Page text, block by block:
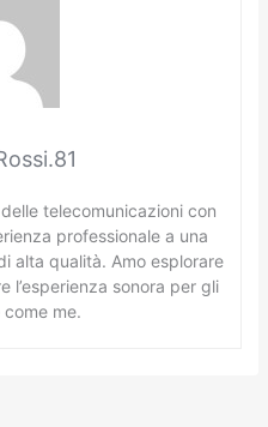
telecomunicazioni con
professionale a una
alta qualità. Amo esplorare
l’esperienza sonora per gli
me.